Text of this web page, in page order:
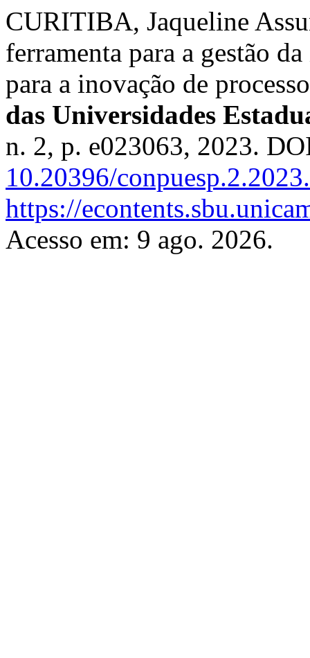
CURITIBA, Jaqueline
ferramenta para a gestão
para a inovação de
das Universidades
n. 2, p. e023063, 2023.
10.20396/
https://
Acesso em: 9 ago. 2026.